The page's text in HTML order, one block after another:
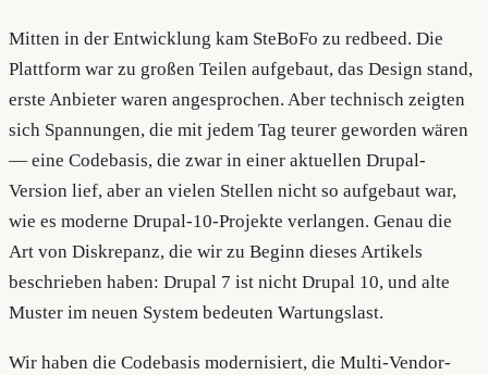
Mitten in der Entwicklung kam SteBoFo zu redbeed. Die
Plattform war zu großen Teilen aufgebaut, das Design stand,
erste Anbieter waren angesprochen. Aber technisch zeigten
sich Spannungen, die mit jedem Tag teurer geworden wären
— eine Codebasis, die zwar in einer aktuellen Drupal-
Version lief, aber an vielen Stellen nicht so aufgebaut war,
wie es moderne Drupal-10-Projekte verlangen. Genau die
Art von Diskrepanz, die wir zu Beginn dieses Artikels
beschrieben haben: Drupal 7 ist nicht Drupal 10, und alte
Muster im neuen System bedeuten Wartungslast.
Wir haben die Codebasis modernisiert, die Multi-Vendor-